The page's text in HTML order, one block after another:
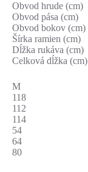
Obvod hrude (cm)
Obvod pása (cm)
Obvod bokov (cm)
Šírka ramien (cm)
Dĺžka rukáva (cm)
Celková dĺžka (cm)
M
118
112
114
54
64
80